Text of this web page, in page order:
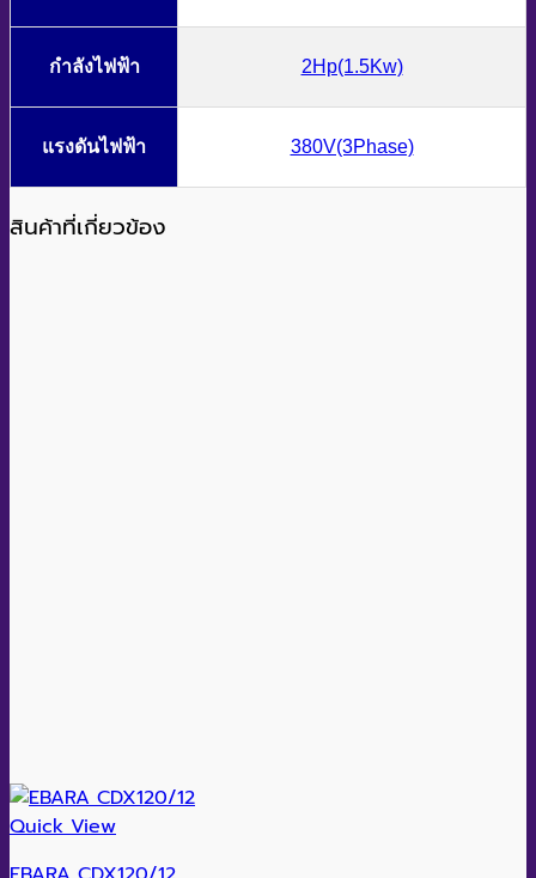
กำลังไฟฟ้า 2Hp(1.5Kw)
แรงดันไฟฟ้า 380V(3Phase)
สินค้าที่เกี่ยวข้อง
Quick View